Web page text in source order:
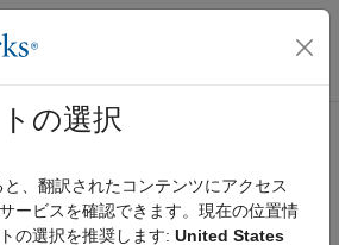
ス ナビゲーション メ
ム の選択
、翻訳されたコンテンツにアクセス
ービスを確認できます。現在の位置情
の選択を推奨します: United States